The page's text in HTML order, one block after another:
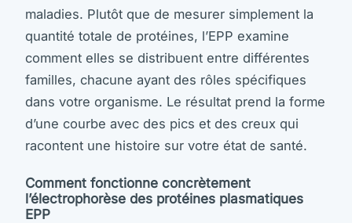
maladies. Plutôt que de mesurer simplement la
quantité totale de protéines, l’EPP examine
comment elles se distribuent entre différentes
familles, chacune ayant des rôles spécifiques
dans votre organisme. Le résultat prend la forme
d’une courbe avec des pics et des creux qui
racontent une histoire sur votre état de santé.
Comment fonctionne concrètement
l’électrophorèse des protéines plasmatiques
EPP